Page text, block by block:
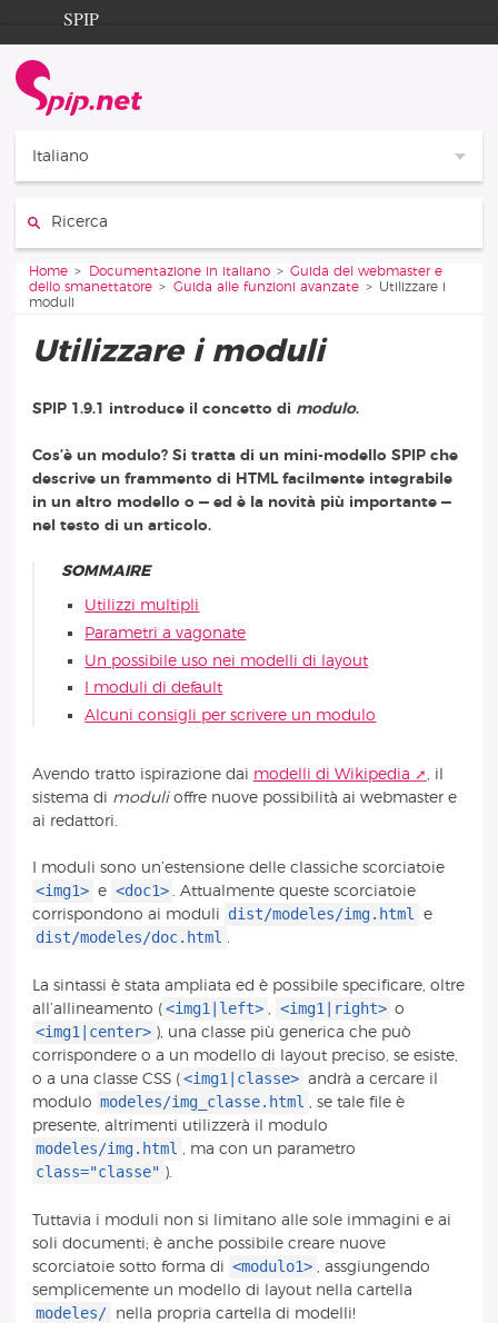
Aller au contenu
Aller à la navigation
SPIP
Documentation
Contribution
Italiano
Vous êtes ici :
Home Documentazione in italiano
Guida del webmaster e
dello smanettatore
Guida alle funzioni avanzate
Utilizzare i
moduli
Utilizzare i moduli
SPIP 1.9.1 introduce il concetto di modulo.
Cos’è un modulo?Si tratta di un mini-modello SPIP che
descrive un frammento di HTML facilmente integrabile
in un altro modello o — ed è la novità più importante —
nel testo di un articolo.
SOMMAIRE
Utilizzi multipli
Parametri a vagonate
Un possibile uso nei modelli di layout
I moduli di default
Alcuni consigli per scrivere un modulo
Avendo tratto ispirazione dai modelli di Wikipedia
, il
sistema di modulioffre nuove possibilità ai webmaster e
ai redattori.
I moduli sono un’estensione delle classiche scorciatoie
<img1> e <doc1> . Attualmente queste scorciatoie
corrispondono ai moduli dist/modeles/img.html e
dist/modeles/doc.html .
La sintassi è stata ampliata ed è possibile specificare, oltre
all’allineamento ( <img1|left> , <img1|right> o
<img1|center> ), una classe più generica che può
corrispondere o a un modello di layout preciso, se esiste,
o a una classe CSS ( <img1|classe> andrà a cercare il
modulo modeles/img_classe.html , se tale file è
presente, altrimenti utilizzerà il modulo
modeles/img.html , ma con un parametro
class="classe" ).
Tuttavia i moduli non si limitano alle sole immagini e ai
soli documenti; è anche possibile creare nuove
scorciatoie sotto forma di <modulo1>
, assgiungendo
semplicemente un modello di layout nella cartella
modeles/ nella propria cartella di modelli!